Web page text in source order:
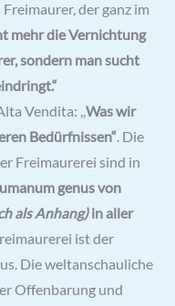
der ganz im
mehr die Vernichtung
sondern man sucht
Vendita: ,,Was wir
Bedürfnissen“. Die
Freimaurerei sind in
genus von
als Anhang)in aller
ist der
Die weltanschauliche
Offenbarung und